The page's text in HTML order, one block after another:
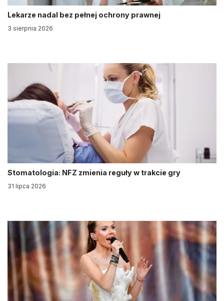
Lekarze nadal bez pełnej ochrony prawnej
3 sierpnia 2026
Stomatologia: NFZ zmienia reguły w trakcie gry
31 lipca 2026